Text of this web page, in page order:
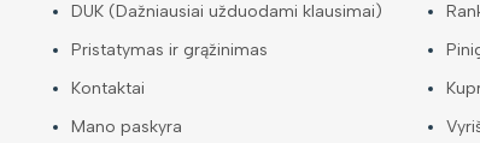
DUK (Dažniausiai užduodami klausimai)
Pristatymas ir grąžinimas
Kontaktai
Mano paskyra